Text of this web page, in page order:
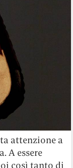
attenzione a
A essere
così tanto di